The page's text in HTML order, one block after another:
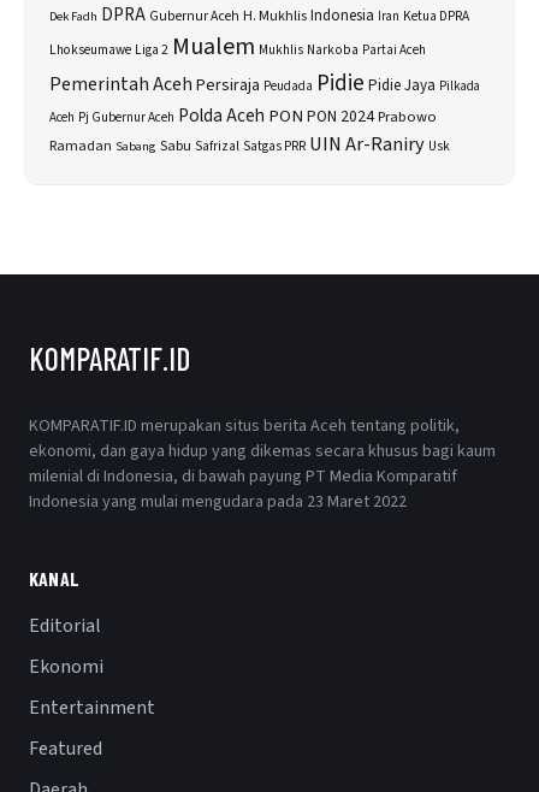
Dek Fadh DPRA Gubernur Aceh H. MukhlisIndonesia Iran Ketua DPRA
Lhokseumawe Liga 2 Mualem Mukhlis Narkoba Partai Aceh
Pemerintah AcehPersiraja Peudada Pidie Pidie Jaya Pilkada
Aceh Pj Gubernur Aceh Polda Aceh PON PON 2024Prabowo
Ramadan Sabang Sabu SafrizalSatgas PRR UIN Ar-Raniry Usk
KOMPARATIF.ID
KOMPARATIF.ID merupakan situs berita Aceh tentang politik,
ekonomi, dan gaya hidup yang dikemas secara khusus bagi kaum
milenial di Indonesia, di bawah payung PT Media Komparatif
Indonesia yang mulai mengudara pada 23 Maret 2022
KANAL
Editorial
Ekonomi
Entertainment
Featured